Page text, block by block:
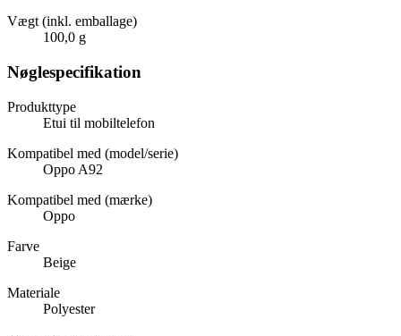
Vægt (inkl. emballage)
100,0 g
Nøglespecifikation
Produkttype
Etui til mobiltelefon
Kompatibel med (model/serie)
Oppo A92
Kompatibel med (mærke)
Oppo
Farve
Beige
Materiale
Polyester